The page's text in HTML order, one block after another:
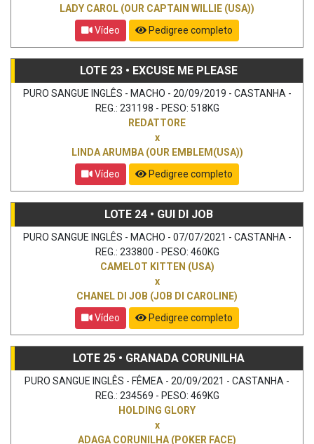
LADY CAROL (OUR CAPTAIN WILLIE (USA))
Vídeo
Pedigree completo
LOTE 23 • EXCUSE ME PLEASE
PURO SANGUE INGLÊS - MACHO - 20/09/2019 - CASTANHA -
REG.: 231198 - PESO: 518KG
REDATTORE
x
LINDA ARUMBA (OUR EMBLEM(USA))
Vídeo
Pedigree completo
LOTE 24 • GUI DI JOB
PURO SANGUE INGLÊS - MACHO - 07/07/2021 - CASTANHA -
REG.: 233800 - PESO: 460KG
CAMELOT KITTEN (USA)
x
CHANEL DI JOB (JOB DI CAROLINE)
Vídeo
Pedigree completo
LOTE 25 • GRANADA CORUNILHA
PURO SANGUE INGLÊS - FÊMEA - 20/09/2021 - CASTANHA -
REG.: 234569 - PESO: 469KG
HOLDING GLORY
x
ADAGA CORUNILHA (POKER FACE)